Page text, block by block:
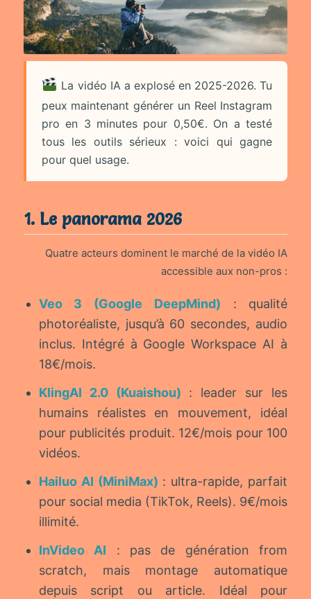
La vidéo IA a explosé en 2025-2026. Tu
peux maintenant générer un Reel Instagram
pro en 3 minutes pour 0,50€. On a testé
tous les outils sérieux : voici qui gagne
pour quel usage.
1. Le panorama 2026
Quatre acteurs dominent le marché de la vidéo IA
accessible aux non-pros :
Veo 3 (Google DeepMind) : qualité
photoréaliste, jusqu’à 60 secondes, audio
inclus. Intégré à Google Workspace AI à
18€/mois.
KlingAI 2.0 (Kuaishou) : leader sur les
humains réalistes en mouvement, idéal
pour publicités produit. 12€/mois pour 100
vidéos.
Hailuo AI (MiniMax) : ultra-rapide, parfait
pour social media (TikTok, Reels). 9€/mois
illimité.
InVideo AI : pas de génération from
scratch, mais montage automatique
depuis script ou article. Idéal pour